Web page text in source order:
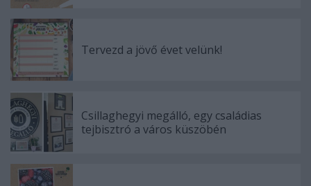
Tervezd a jövő évet velünk!
Csillaghegyi megálló, egy családias
tejbisztró a város küszöbén